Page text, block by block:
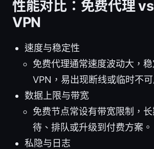
性能对比：免费代理
VPN
速度与稳定性
免费代理通常速度波动大，
VPN，易出现断线或临时不可
数据上限与带宽
免费节点常设有带宽限制，
待、排队或升级到付费方案。
私隐与日志